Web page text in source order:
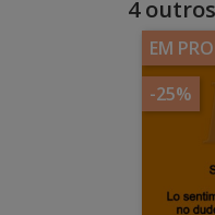
4
EM
-25%